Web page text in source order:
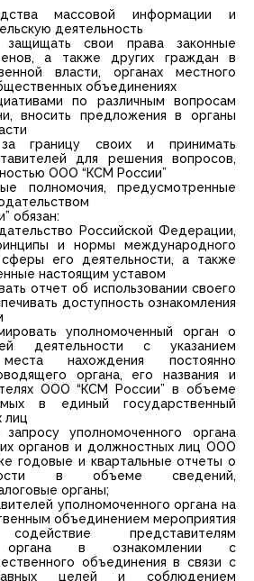
массовой информации и
деятельность
свои права законные
а также других граждан в
власти, органах местного
объединениях
по различным вопросам
вносить предложения в органы
границу своих и принимать
для решения вопросов,
ООО “КСМ России”
полномочия, предусмотренные
обязан:
Российской Федерации,
и нормы международного
его деятельности, а также
настоящим уставом
отчет об использовании своего
доступность ознакомления
уполномоченный орган о
деятельности с указанием
места нахождения постоянно
органа, его названия и
ООО “КСМ России” в объеме
в единый государственный
лиц
уполномоченного органа
органов и должностных лиц ООО
годовые и квартальные отчеты о
в объеме сведений,
органы;
уполномоченного органа на
объединением мероприятия
представителям
органа в ознакомлении с
объединения в связи с
целей и соблюдением